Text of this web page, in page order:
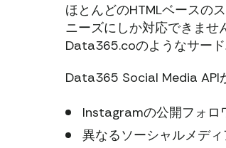
ほとんどのHTMLベースの
ニーズにしか対応できま
Data365.coのようなサード
Data365 Social Media API
Instagramの公開フォロ
異なるソーシャルメデ